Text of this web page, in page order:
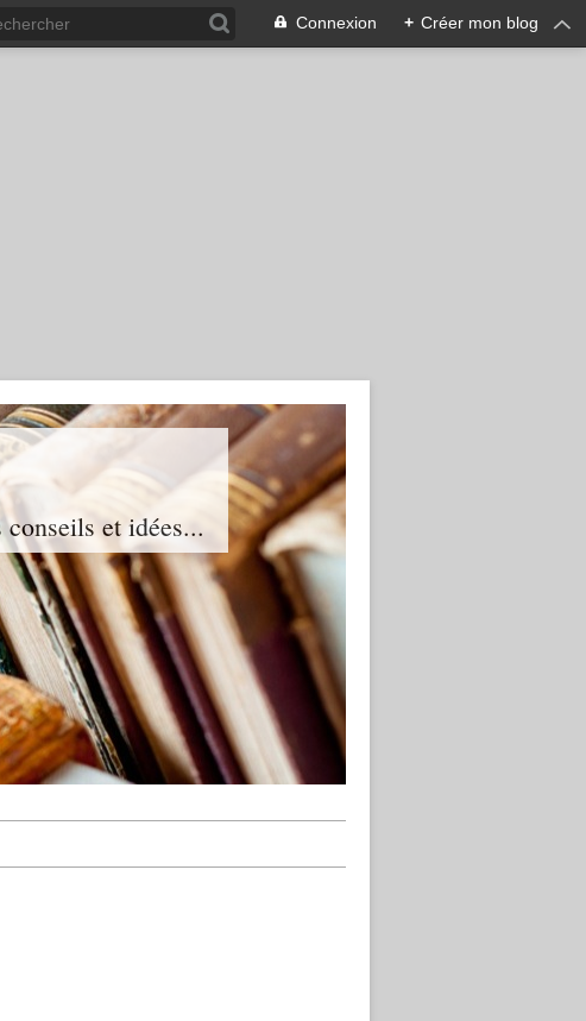
Connexion + Créer mon blog
et idées...